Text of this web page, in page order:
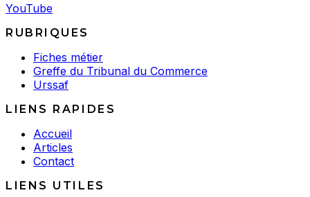
YouTube
RUBRIQUES
Fiches métier
Greffe du Tribunal du Commerce
Urssaf
LIENS RAPIDES
Accueil
Articles
Contact
LIENS UTILES